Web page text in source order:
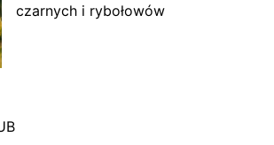
czarnych i rybołowów